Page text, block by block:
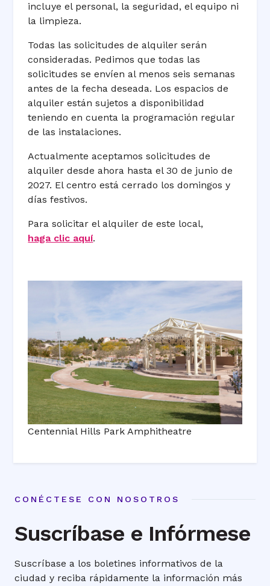
incluye el personal, la seguridad, el equipo ni
la limpieza.
Todas las solicitudes de alquiler serán
consideradas. Pedimos que todas las
solicitudes se envíen al menos seis semanas
antes de la fecha deseada. Los espacios de
alquiler están sujetos a disponibilidad
teniendo en cuenta la programación regular
de las instalaciones.
Actualmente aceptamos solicitudes de
alquiler desde ahora hasta el 30 de junio de
2027. El centro está cerrado los domingos y
días festivos.
Para solicitar el alquiler de este local,
haga clic aquí.
Centennial Hills Park Amphitheatre
CONÉCTESE CON NOSOTROS
Suscríbase e Infórmese
Suscríbase a los boletines informativos de la
ciudad y reciba rápidamente la información más